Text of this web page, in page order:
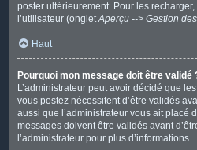
poster ultérieurement. Pour les
l’utilisateur (ongletAperçu --> Gestion
Haut
Pourquoi mon message doit être validé
L’administrateur peut avoir décidé que
vous postez nécessitent d’être validés
aussi que l’administrateur vous ait placé
messages doivent être validés avant
l’administrateur pour plus d’informations.